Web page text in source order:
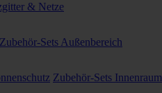
& Netze
Zubehör-Sets Außenbereich
Zubehör-Sets Innenraum